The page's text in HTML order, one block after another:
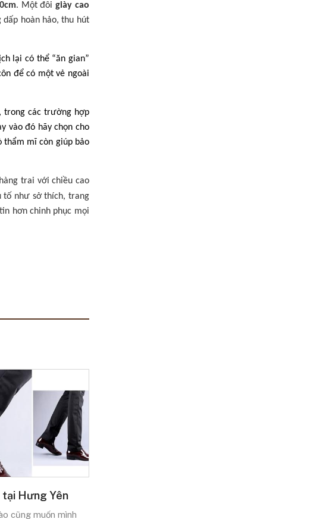
. Một đôi giày cao
hoàn hảo, thu hút
lại có thể “ăn gian”
để có một vẻ ngoài
trong các trường hợp
vào đó hãy chọn cho
thẩm mĩ còn giúp bảo
trai với chiều cao
tố như sở thích, trang
hơn chinh phục mọi
tại Hưng Yên
cũng muốn mình